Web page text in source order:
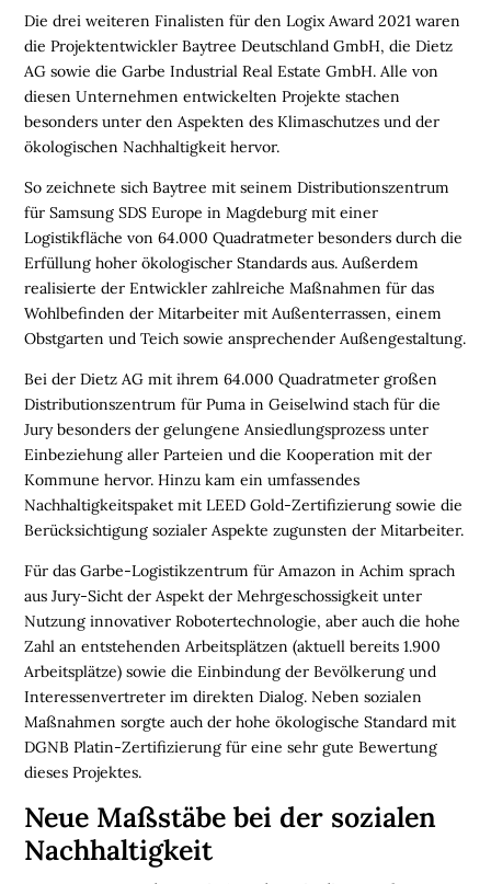
C
H
E
N
N
H
H
A
L
G
K
E
I
T
U
T
E
R
N
E
H
M
E
N
W
E
Die drei weiteren Finalisten für den Logix Award 2021 waren
die Projektentwickler Baytree Deutschland GmbH, die Dietz
AG sowie die Garbe Industrial Real Estate GmbH. Alle von
diesen Unternehmen entwickelten Projekte stachen
besonders unter den Aspekten des Klimaschutzes und der
ökologischen Nachhaltigkeit hervor.
So zeichnete sich Baytree mit seinem Distributionszentrum
für Samsung SDS Europe in Magdeburg mit einer
Logistikfläche von 64.000 Quadratmeter besonders durch die
Erfüllung hoher ökologischer Standards aus. Außerdem
realisierte der Entwickler zahlreiche Maßnahmen für das
Wohlbefinden der Mitarbeiter mit Außenterrassen, einem
Obstgarten und Teich sowie ansprechender Außengestaltung.
Bei der Dietz AG mit ihrem 64.000 Quadratmeter großen
Distributionszentrum für Puma in Geiselwind stach für die
Jury besonders der gelungene Ansiedlungsprozess unter
Einbeziehung aller Parteien und die Kooperation mit der
Kommune hervor. Hinzu kam ein umfassendes
Nachhaltigkeitspaket mit LEED Gold-Zertifizierung sowie die
Berücksichtigung sozialer Aspekte zugunsten der Mitarbeiter.
Für das Garbe-Logistikzentrum für Amazon in Achim sprach
aus Jury-Sicht der Aspekt der Mehrgeschossigkeit unter
Nutzung innovativer Robotertechnologie, aber auch die hohe
Zahl an entstehenden Arbeitsplätzen (aktuell bereits 1.900
Arbeitsplätze) sowie die Einbindung der Bevölkerung und
Interessenvertreter im direkten Dialog. Neben sozialen
Maßnahmen sorgte auch der hohe ökologische Standard mit
DGNB Platin-Zertifizierung für eine sehr gute Bewertung
dieses Projektes.
Neue Maßstäbe bei der sozialen
Nachhaltigkeit